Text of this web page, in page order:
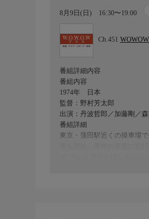
8月9日(日) 16:30〜19:00
Ch.451
番組詳細内容
番組内容
1974年 日本
監督：野村芳太郎
出演：丹波哲郎／加藤剛／
番組詳細
東京・蒲田駅近くの操車場
ダ”という言葉を話してい